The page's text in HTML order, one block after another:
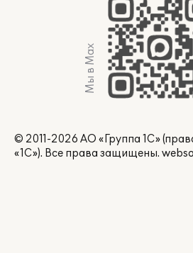
Мы в Max
© 2011-2026 АО «Группа 1С»
«1С»). Все права защищены.